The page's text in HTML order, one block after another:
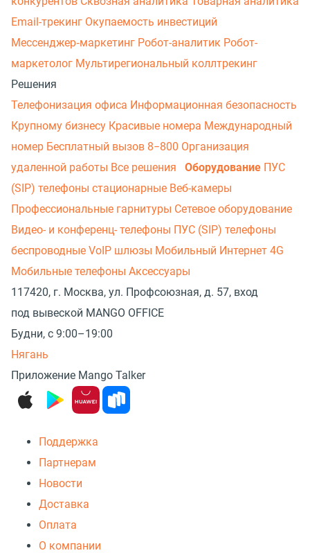
Email-трекинг Окупаемость инвестиций
Мессенджер‑маркетинг Робот-аналитик Робот-
маркетолог Мультирегиональный коллтрекинг
Решения
Телефонизация офиса Информационная безопасность
Крупному бизнесу Красивые номера Международный
номер Бесплатный вызов 8−800 Организация
удаленной работы Все решения Оборудование ПУС
(SIP) телефоны стационарные Веб-камеры
Профессиональные гарнитуры Сетевое оборудование
Видео- и конференц- телефоны ПУС (SIP) телефоны
беспроводные VoIP шлюзы Мобильный Интернет 4G
Мобильные телефоны Аксессуары
117420, г. Москва, ул. Профсоюзная, д. 57, вход
под вывеской MANGO OFFICE
Будни, с 9:00–19:00
Нягань
Приложение Mango Talker
Поддержка
Партнерам
Новости
Доставка
Оплата
О компании